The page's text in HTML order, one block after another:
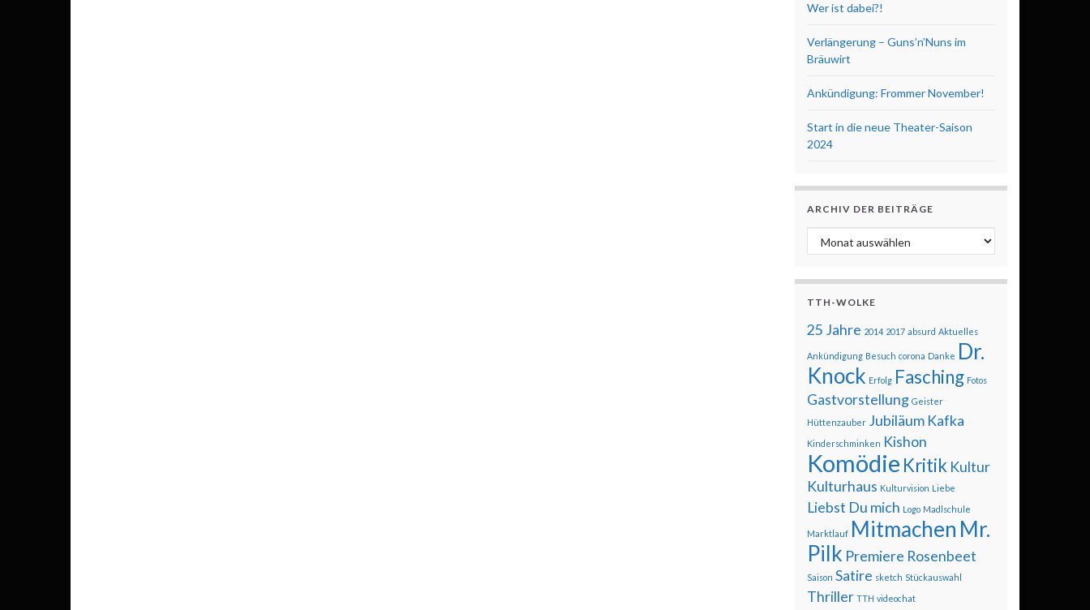
Wer ist dabei?!
Verlängerung – Guns’n’Nuns im
Bräuwirt
Ankündigung: Frommer November!
Start in die neue Theater-Saison
2024
ARCHIV DER BEITRÄGE
Archiv der Beiträge
TTH-WOLKE
25 Jahre 2014 2017 absurd Aktuelles
Ankündigung Besuch corona Danke Dr.
Knock Erfolg Fasching Fotos
Gastvorstellung Geister
Hüttenzauber Jubiläum Kafka
Kinderschminken Kishon
Komödie Kritik Kultur
Kulturhaus Kulturvision Liebe
Liebst Du mich Logo Madlschule
Marktlauf Mitmachen Mr.
Pilk Premiere Rosenbeet
Saison Satire sketch Stückauswahl
Thriller TTH videochat